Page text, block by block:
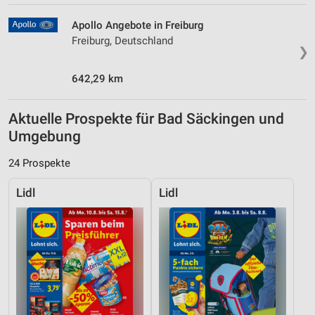
❯
Apollo Angebote in Freiburg
Freiburg, Deutschland
642,29 km
Aktuelle Prospekte für Bad Säckingen und
Umgebung
24 Prospekte
Lidl Lidl